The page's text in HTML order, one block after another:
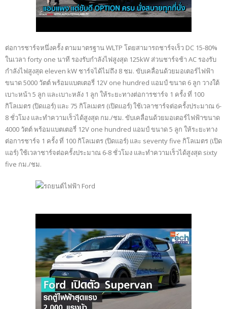
ต่อการชาร์จหนึ่งครั้ง ตามมาตรฐาน WLTP โดยสามารถชาร์จเร็ว DC 15-80%
ในเวลา forty one นาที รองรับกำลังไฟสูงสุด 125kW ส่วนชาร์จช้า AC รองรับ
กำลังไฟสูงสุด eleven kW ชาร์จได้ไม่ถึง 8 ชม. ขับเคลื่อนด้วยมอเตอร์ไฟฟ้า
ขนาด 5000 วัตต์ พร้อมแบตเตอรี่ 12V one hundred แอมป์ ขนาด 6 ลูก วางใต้
เบาะหน้า 5 ลูก และเบาะหลัง 1 ลูก ให้ระยะทางต่อการชาร์จ 1 ครั้ง ที่ 100
กิโลเมตร (ปิดแอร์) และ 75 กิโลเมตร (เปิดแอร์) ใช้เวลาชาร์จต่อครั้งประมาณ 6-
8 ชั่วโมง และทำความเร็วได้สูงสุด กม./ชม. ขับเคลื่อนด้วยมอเตอร์ไฟฟ้าขนาด
4000 วัตต์ พร้อมแบตเตอรี่ 12V one hundred แอมป์ ขนาด 5 ลูก ให้ระยะทาง
ต่อการชาร์จ 1 ครั้ง ที่ 100 กิโลเมตร (ปิดแอร์) และ seventy five กิโลเมตร (เปิด
แอร์) ใช้เวลาชาร์จต่อครั้งประมาณ 6-8 ชั่วโมง และทำความเร็วได้สูงสุด sixty
five กม./ชม.